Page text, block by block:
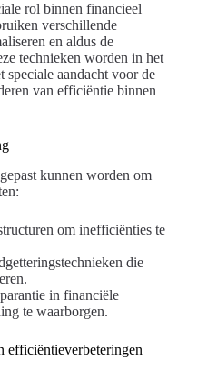
rol binnen financieel
verschillende
en aldus de
technieken worden in het
speciale aandacht voor de
van efficiëntie binnen
kunnen worden om
om inefficiënties te
die
in financiële
te waarborgen.
efficiëntieverbeteringen